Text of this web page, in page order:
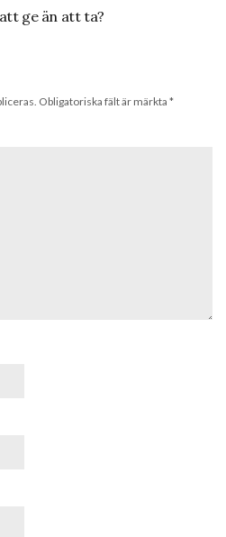
ge än att ta?
Obligatoriska fält är märkta *